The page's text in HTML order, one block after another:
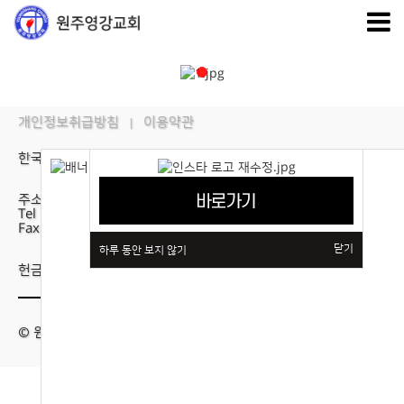
하루 동안 보지 않기 닫기
한국기독교장로회 원주영강교회
개인정보취급방침 이용약관
주소 : 강원도 원주시 행구로 215
Tel : 033-761-1120
Fax:033-735-0191
헌금계좌 : 농협 211-01-235757 영강교회
© 원주영강교회.All rights reserved. Designed by